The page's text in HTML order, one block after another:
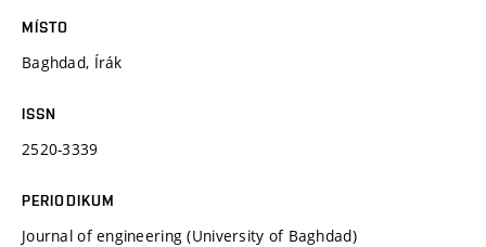
MÍSTO
Baghdad, Írák
ISSN
2520-3339
PERIODIKUM
Journal of engineering (University of Baghdad)